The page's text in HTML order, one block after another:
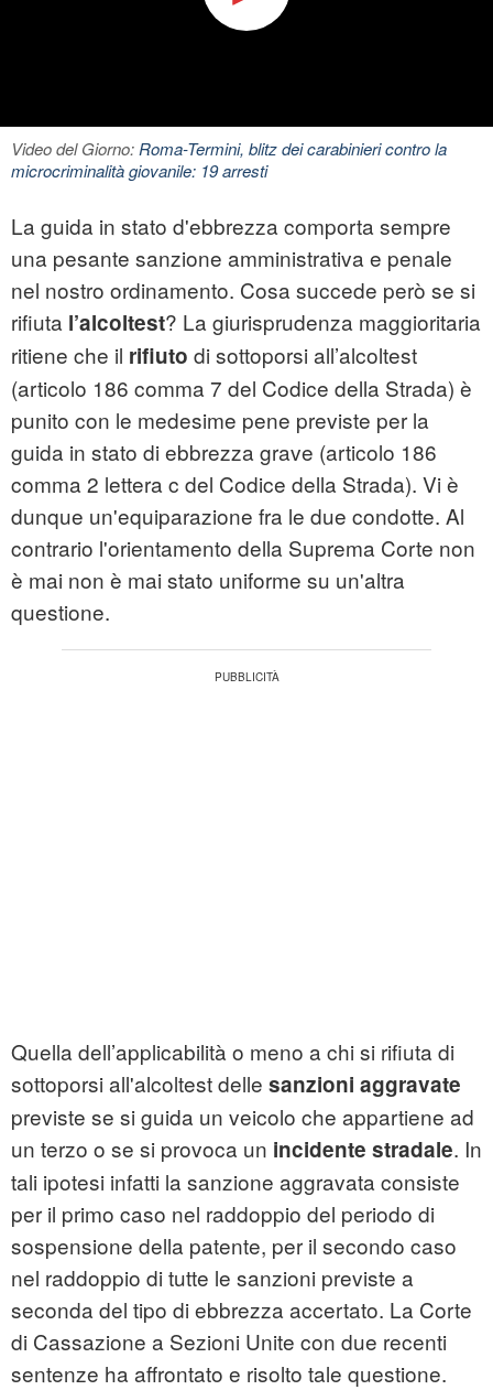
Video del Giorno:Roma-Termini, blitz dei carabinieri contro la
microcriminalità giovanile: 19 arresti
La guida in stato d'ebbrezza comporta sempre
una pesante sanzione amministrativa e penale
nel nostro ordinamento. Cosa succede però se si
rifiuta l’alcoltest? La giurisprudenza maggioritaria
ritiene che il rifiuto di sottoporsi all’alcoltest
(articolo 186 comma 7 del Codice della Strada) è
punito con le medesime pene previste per la
guida in stato di ebbrezza grave (articolo 186
comma 2 lettera c del Codice della Strada). Vi è
dunque un'equiparazione fra le due condotte. Al
contrario l'orientamento della Suprema Corte non
è mai non è mai stato uniforme su un'altra
questione.
Quella dell’applicabilità o meno a chi si rifiuta di
sottoporsi all'alcoltest delle sanzioni aggravate
previste se si guida un veicolo che appartiene ad
un terzo o se si provoca un incidente stradale. In
tali ipotesi infatti la sanzione aggravata consiste
per il primo caso nel raddoppio del periodo di
sospensione della patente, per il secondo caso
nel raddoppio di tutte le sanzioni previste a
seconda del tipo di ebbrezza accertato. La Corte
di Cassazione a Sezioni Unite con due recenti
sentenze ha affrontato e risolto tale questione.